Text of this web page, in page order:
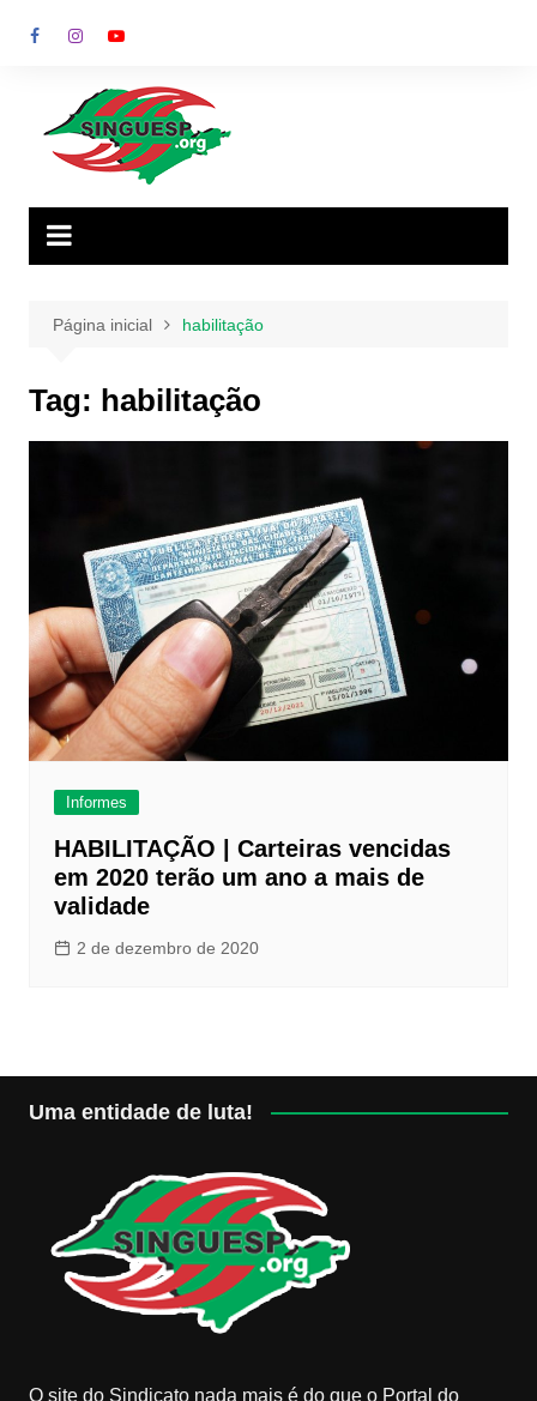
para
Página inicial habilitação
Tag: habilitação
Informes
HABILITAÇÃO | Carteiras vencidas
em 2020 terão um ano a mais de
validade
2 de dezembro de 2020
Uma entidade de luta!
O site do Sindicato nada mais é do que o Portal do